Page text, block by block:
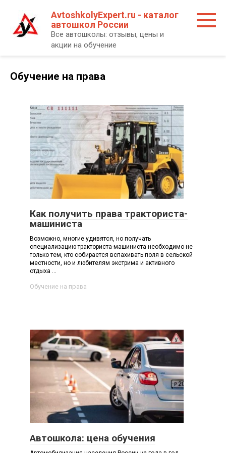
контенту
AvtoshkolyExpert.ru - каталог
автошкол России
Все автошколы: отзывы, цены и
акции на обучение
Обучение на права
Как получить права тракториста-
машиниста
Возможно, многие удивятся, но получать
специализацию тракториста-машиниста необходимо не
только тем, кто собирается вспахивать поля в сельской
местности, но и любителям экстрима и активного
отдыха ...
Обучение на права
Автошкола: цена обучения